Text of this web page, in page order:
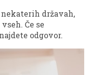
nekaterih državah,
Če se
odgovor.